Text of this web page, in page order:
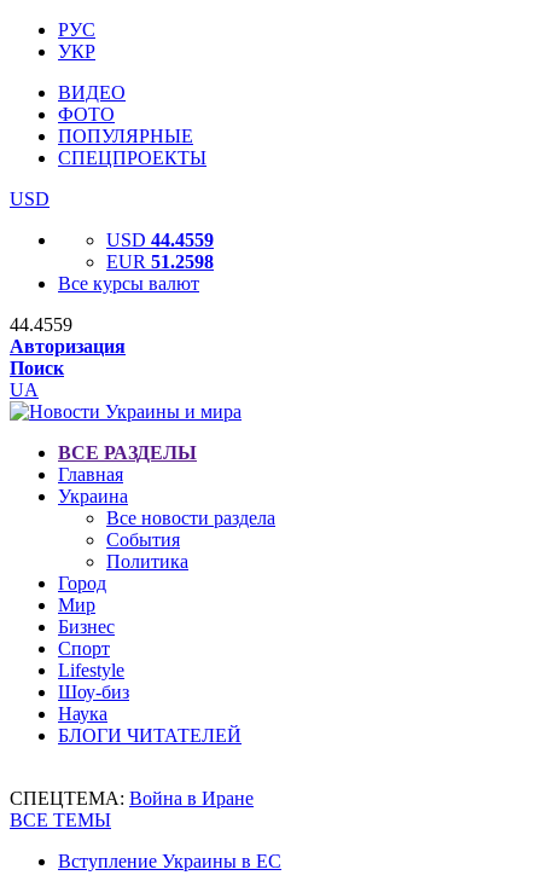
РУС
УКР
ВИДЕО
ФОТО
ПОПУЛЯРНЫЕ
СПЕЦПРОЕКТЫ
USD
USD 44.4559
EUR 51.2598
Все курсы валют
44.4559
Авторизация
Поиск
UA
ВСЕ РАЗДЕЛЫ
Главная
Украина
Все новости раздела
События
Политика
Город
Мир
Бизнес
Спорт
Lifestyle
Шоу-биз
Наука
БЛОГИ ЧИТАТЕЛЕЙ
СПЕЦТЕМА: Война в Иране
ВСЕ ТЕМЫ
Вступление Украины в ЕС